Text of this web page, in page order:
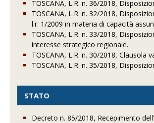
TOSCANA, L.R. n. 36/2018,
TOSCANA, L.R. n. 32/2018,
l.r. 1/2009 in materia di capacità
TOSCANA, L.R. n. 33/2018,
interesse strategico regionale.
TOSCANA, L.R. n. 30/2018,
TOSCANA, L.R. n. 35/2018,
STATO
Decreto n. 85/2018, Recepimento